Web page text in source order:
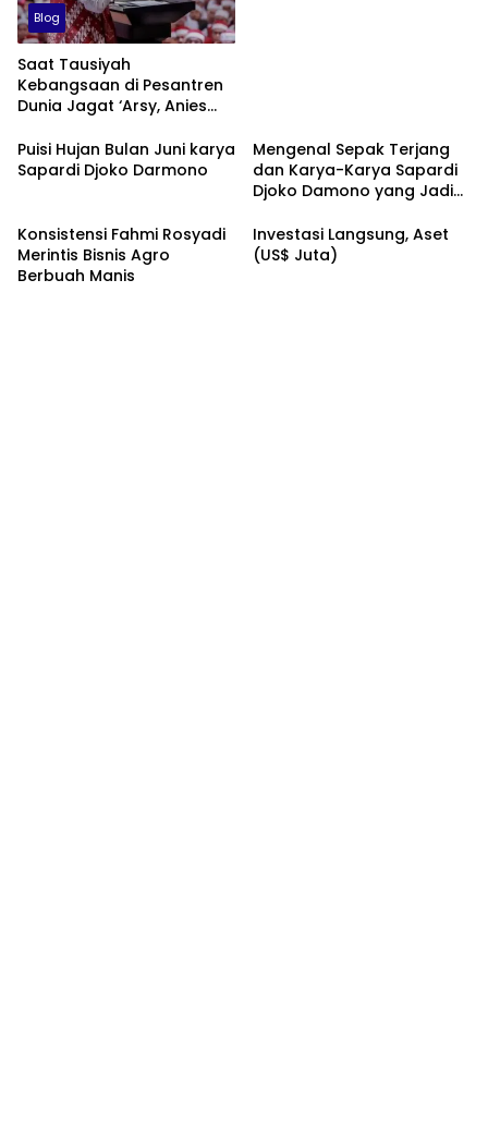
Blog
Saat Tausiyah
Kebangsaan di Pesantren
Dunia Jagat ‘Arsy, Anies
Dukungan dari Abah Aos
Puisi Hujan Bulan Juni karya
Sapardi Djoko Darmono
Mengenal Sepak Terjang
dan Karya-Karya Sapardi
Djoko Damono yang Jadi
Konsistensi Fahmi Rosyadi
Merintis Bisnis Agro
Berbuah Manis
Investasi Langsung, Aset
(US$ Juta)